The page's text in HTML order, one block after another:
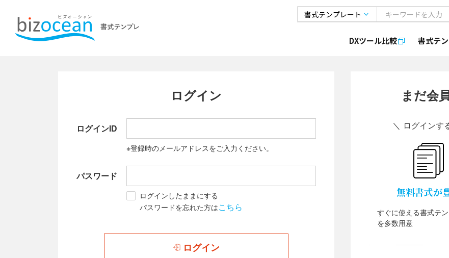
DXツール比較 書式テ
ログイン
ログインID
※登録時のメールアドレスをご入力ください。
パスワード
ログインしたままにする
パスワードを忘れた方はこちら
ログイン
まだ会
＼ ログインす
無料書式が
すぐに使える書式テ
を多数用意